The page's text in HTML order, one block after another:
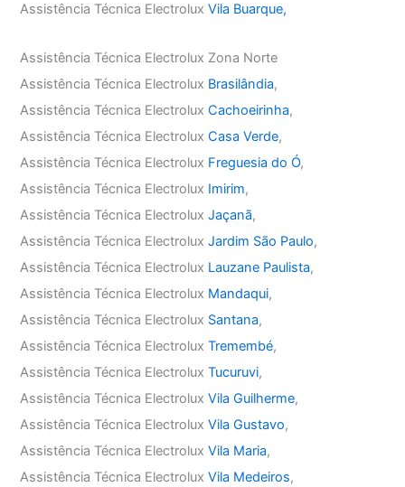
Assistência Técnica ElectroluxVila Buarque,
Assistência Técnica Electrolux Zona Norte
Assistência Técnica Electrolux Brasilândia,
Assistência Técnica ElectroluxCachoeirinha,
Assistência Técnica ElectroluxCasa Verde,
Assistência Técnica Electrolux Freguesia do Ó,
Assistência Técnica Electrolux Imirim,
Assistência Técnica ElectroluxJaçanã,
Assistência Técnica ElectroluxJardim São Paulo,
Assistência Técnica Electrolux Lauzane Paulista,
Assistência Técnica Electrolux Mandaqui,
Assistência Técnica Electrolux Santana,
Assistência Técnica ElectroluxTremembé,
Assistência Técnica ElectroluxTucuruvi,
Assistência Técnica ElectroluxVila Guilherme,
Assistência Técnica ElectroluxVila Gustavo,
Assistência Técnica ElectroluxVila Maria,
Assistência Técnica ElectroluxVila Medeiros,